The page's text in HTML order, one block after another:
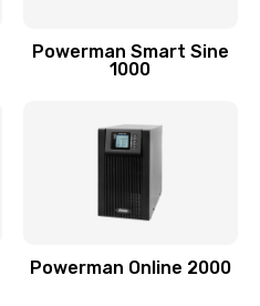
Powerman Smart Sine
1000
Powerman Online 2000